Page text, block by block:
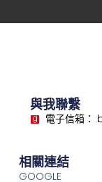
與我聯繫
電子信箱
相關連結
GOOGLE